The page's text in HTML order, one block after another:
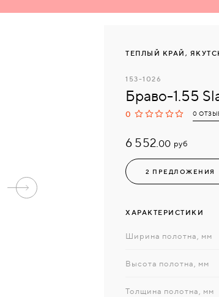
ТЕПЛЫЙ КРАЙ,
153-1026
Браво-1.55
0 0
6 552.00 руб
2 ПРЕДЛОЖЕНИЯ
ХАРАКТЕРИСТИКИ
Ширина полотна, мм
Высота полотна, мм
Толщина полотна, мм